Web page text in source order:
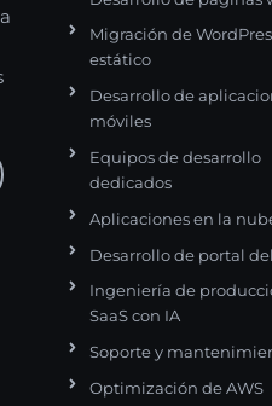
Migración de
estático
Desarrollo de
móviles
Equipos de desarrollo
dedicados
Aplicaciones en la
Desarrollo de portal
Ingeniería de
SaaS con IA
Soporte y
Optimización de AWS